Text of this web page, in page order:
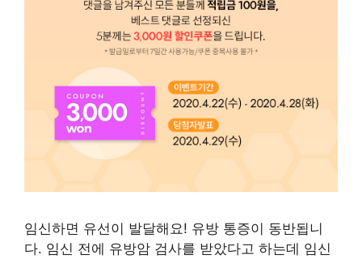
임신하면 유선이 발달해요! 유방 통증이 동반됩니
다. 임신 전에 유방암 검사를 받았다고 하는데 임신